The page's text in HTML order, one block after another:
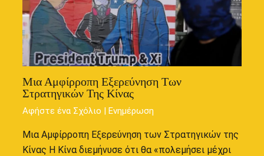
Μια Αμφίρροπη Εξερεύνηση Των
Στρατηγικών Της Κίνας
Αφήστε ένα Σχόλιο |Ενημέρωση
Μια Αμφίρροπη Εξερεύνηση των Στρατηγικών της
Κίνας Η Κίνα διεμήνυσε ότι θα «πολεμήσει μέχρι